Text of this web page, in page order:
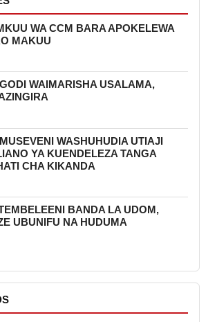
WA CCM BARA APOKELEWA
MAKUU
WAIMARISHA USALAMA,
WASHUHUDIA UTIAJI
YA KUENDELEZA TANGA
CHA KIKANDA
BANDA LA UDOM,
UBUNIFU NA HUDUMA